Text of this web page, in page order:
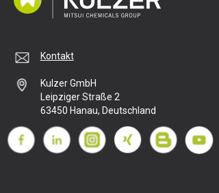
Kontakt
Kulzer GmbH
Leipziger Straße 2
63450 Hanau, Deutschland